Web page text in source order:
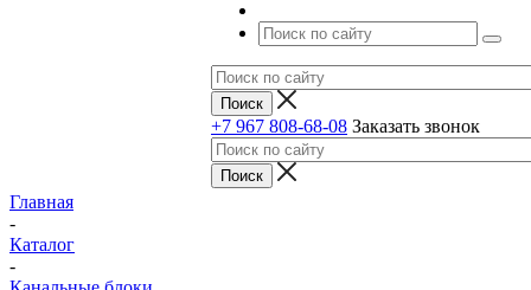
+7 967 808-68-08 Заказать звонок
Главная
-
Каталог
-